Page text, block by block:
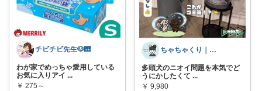
チビチビ先生🐶🎹
わが家でめっちゃ愛用している
お気に入りアイ ...
￥ 275～
ちゃちゃくり｜犬と旅のある日常
多頭犬のニオイ問題を本気でど
うにかしたくて ...
￥ 9,980